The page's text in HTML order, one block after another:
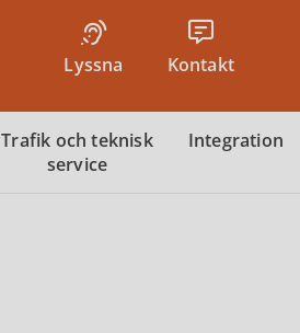
Lyssna Kontakt
Trafik och teknisk
service
Integration